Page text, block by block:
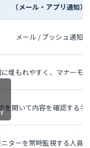
（メール・アプリ通知）
メール / プッシュ通知
埋もれやすく、マナーモ
を開いて内容を確認する手
ニターを常時監視する人員